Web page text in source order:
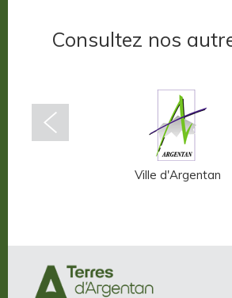
Consultez nos
Ville d'Argentan